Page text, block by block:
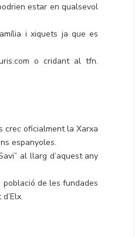
estar en qualsevol
i xiquets ja que es
o cridant al tfn.
crec oficialment la Xarxa
espanyoles.
al llarg d’aquest any
població de les fundades